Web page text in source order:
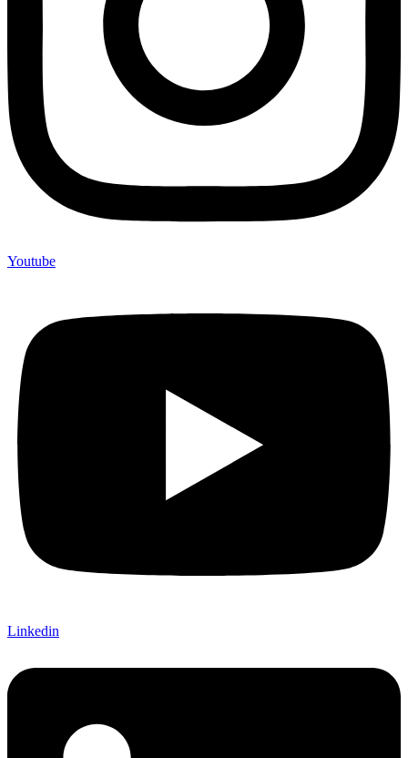
Youtube
Linkedin